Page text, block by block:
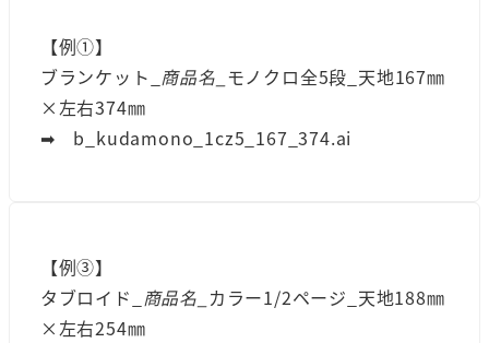
【例①】
ブランケット_ 商品名_ モノクロ全5段_天地167㎜
×左右374㎜
➡︎ b_kudamono_1cz5_167_374.ai
【例③】
タブロイド_ 商品名_ カラー1/2ページ_天地188㎜
×左右254㎜